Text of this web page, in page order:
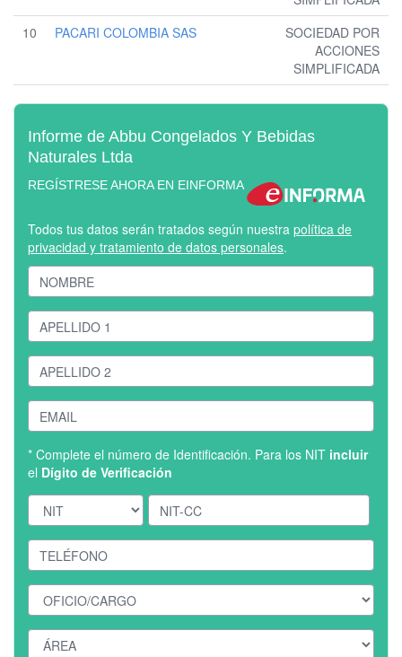
10
PACARI COLOMBIA SAS
SOCIEDAD POR
ACCIONES
SIMPLIFICADA
Informe de Abbu Congelados Y Bebidas
Naturales Ltda
REGÍSTRESE AHORA EN EINFORMA
Todos tus datos serán tratados según nuestra política de
privacidad y tratamiento de datos personales.
* Complete el número de Identificación. Para los NIT incluir
el Dígito de Verificación